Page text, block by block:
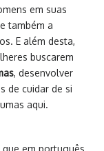
em suas
também a
E além desta,
buscarem
, desenvolver
de cuidar de si
aqui.
em português,